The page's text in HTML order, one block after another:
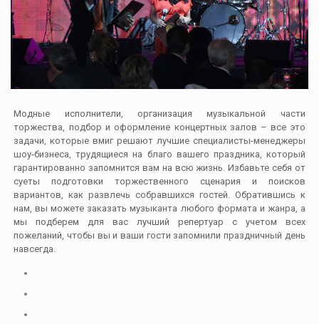
Модные исполнители, организация музыкальной части
торжества, подбор и оформление концертных залов – все это
задачи, которые вмиг решают лучшие специалисты-менеджеры
шоу-бизнеса, трудящиеся на благо вашего праздника, который
гарантированно запомнится вам на всю жизнь. Избавьте себя от
суеты подготовки торжественного сценария и поисков
вариантов, как развлечь собравшихся гостей. Обратившись к
нам, вы можете заказать музыканта любого формата и жанра, а
мы подберем для вас лучший репертуар с учетом всех
пожеланий, чтобы вы и ваши гости запомнили праздничный день
навсегда.